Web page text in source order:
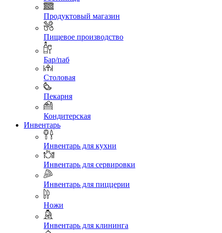
Продуктовый магазин
Пищевое производство
Бар/паб
Столовая
Пекарня
Кондитерская
Инвентарь
Инвентарь для кухни
Инвентарь для сервировки
Инвентарь для пиццерии
Ножи
Инвентарь для клининга